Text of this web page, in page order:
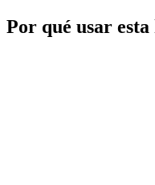
Por qué usar